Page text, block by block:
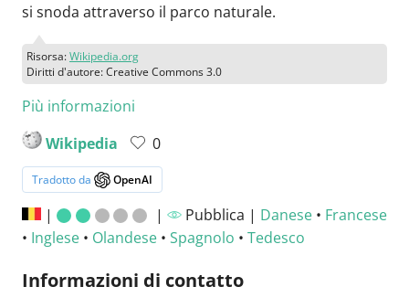
si snoda attraverso il parco naturale.
Risorsa:Wikipedia.org
Diritti d'autore: Creative Commons 3.0
Più informazioni
Wikipedia
0
Tradotto da OpenAI
| | Pubblica | Danese• Francese
• Inglese • Olandese • Spagnolo • Tedesco
Informazioni di contatto